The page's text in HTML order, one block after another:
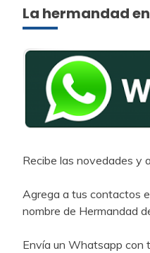
La hermandad
Recibe las novedades y
Agrega a tus contactos
nombre de Hermandad
Envía un Whatsapp con